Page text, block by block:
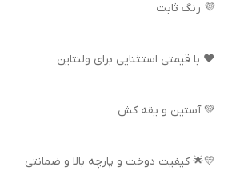
💜 رنگ ثابت
❤️ با قیمتی استثنایی برای ولنتاین
💚 آستین و یقه کش
💛🌟 کیفیت دوخت و پارچه بالا و ضمانتی